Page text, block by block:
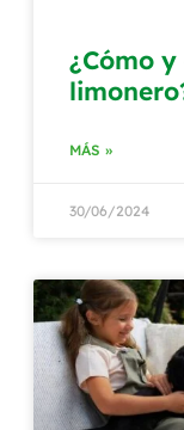
¿Cómo
MÁS »
30/06/2024